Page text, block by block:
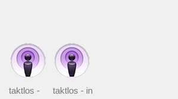
taktlos -
taktlos - in